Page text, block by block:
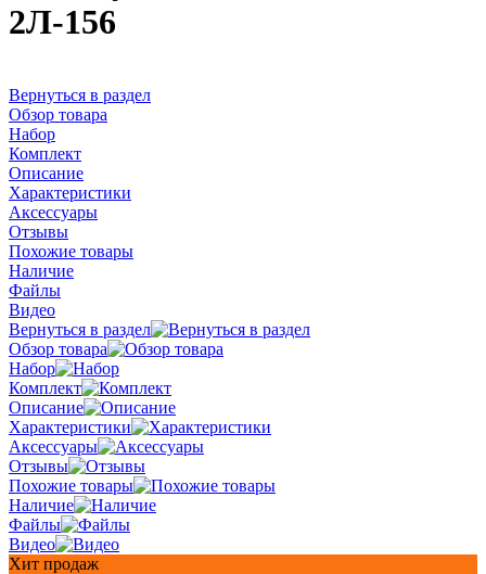
2Л-156
Вернуться в раздел
Обзор товара
Набор
Комплект
Описание
Характеристики
Аксессуары
Отзывы
Похожие товары
Наличие
Файлы
Видео
Вернуться в раздел
Обзор товара
Набор
Комплект
Описание
Характеристики
Аксессуары
Отзывы
Похожие товары
Наличие
Файлы
Видео
Хит продаж